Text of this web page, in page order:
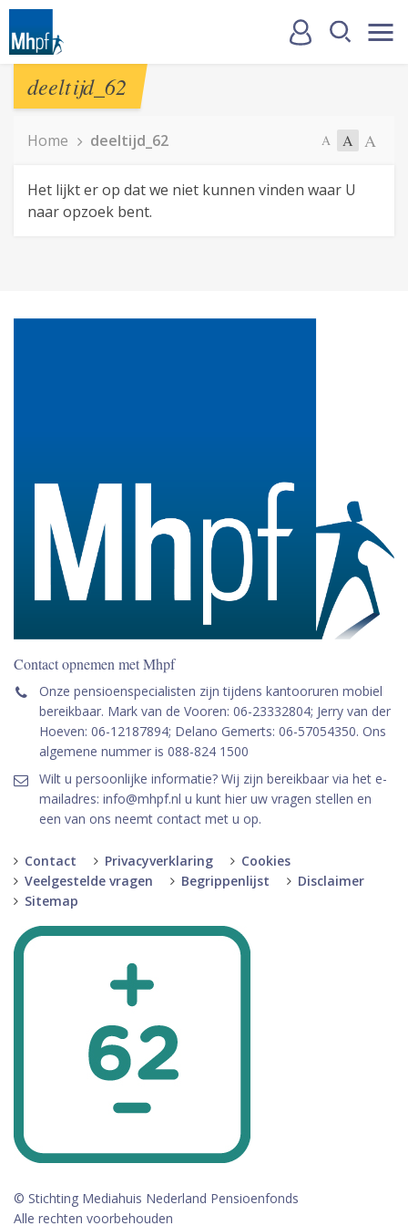
deeltijd_62
Home deeltijd_62 A A A
Het lijkt er op dat we niet kunnen vinden waar U
naar opzoek bent.
Contact opnemen met Mhpf
Onze pensioenspecialisten zijn tijdens kantooruren mobiel
bereikbaar. Mark van de Vooren: 06-23332804; Jerry van der
Hoeven: 06-12187894; Delano Gemerts: 06-57054350. Ons
algemene nummer is 088-824 1500
Wilt u persoonlijke informatie? Wij zijn bereikbaar via het e-
mailadres: info@mhpf.nl u kunt hier uw vragen stellen en
een van ons neemt contact met u op.
Contact Privacyverklaring
Cookies
Veelgestelde vragen
Begrippenlijst
Disclaimer
Sitemap
© Stichting Mediahuis Nederland Pensioenfonds
Alle rechten voorbehouden